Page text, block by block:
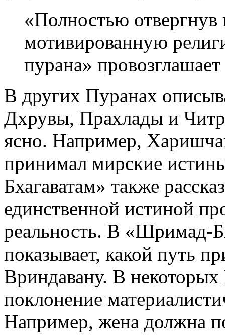
«Полностью
мотивированную
пурана»
В других Пуранах
Дхрувы, Прахлады и
ясно. Например,
принимал мирские
Бхагаватам» также
единственной истиной
реальность. В «Шримад-
показывает, какой путь
Вриндавану. В
поклонение
Например, жена должна